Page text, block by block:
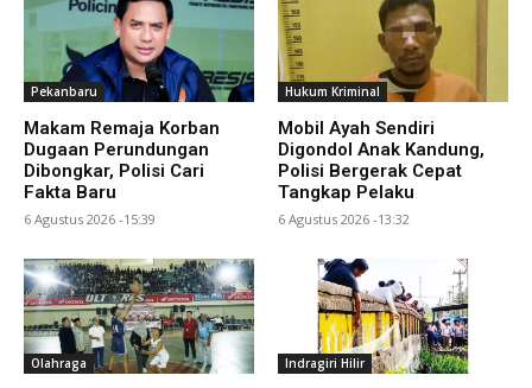
Pekanbaru
Makam Remaja Korban
Dugaan Perundungan
Dibongkar, Polisi Cari
Fakta Baru
6 Agustus 2026 -15:39
Hukum Kriminal
Mobil Ayah Sendiri
Digondol Anak Kandung,
Polisi Bergerak Cepat
Tangkap Pelaku
6 Agustus 2026 -13:32
Olahraga Indragiri Hilir